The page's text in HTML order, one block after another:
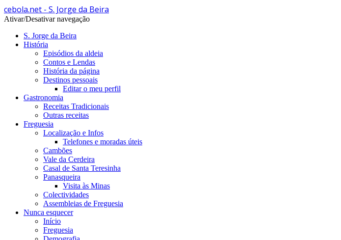
cebola.net - S. Jorge da Beira
Ativar/Desativar navegação
S. Jorge da Beira
História
Episódios da aldeia
Contos e Lendas
História da página
Destinos pessoais
Editar o meu perfil
Gastronomia
Receitas Tradicionais
Outras receitas
Freguesia
Localização e Infos
Telefones e moradas úteis
Cambões
Vale da Cerdeira
Casal de Santa Teresinha
Panasqueira
Visita às Minas
Colectividades
Assembleias de Freguesia
Nunca esquecer
Início
Freguesia